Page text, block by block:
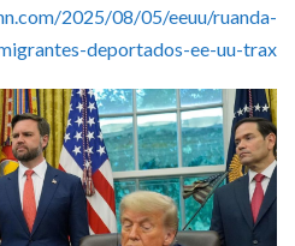
2025/08/05/eeuu/ruanda-
deportados-ee-uu-trax